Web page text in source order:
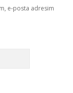
e-posta adresim